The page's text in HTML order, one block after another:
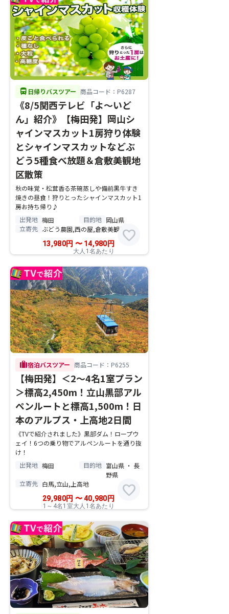
directions_bus 日帰りバスツアー 商品コード：P6287
《8/5関西テレビ「よ～いど
ん」紹介》【梅田発】岡山シ
ャインマスカット1房狩り体験
とシャインマスカットなどぶ
どう5種食べ放題＆倉敷美観地
区散策
秋の味覚・松茸香る茶碗蒸しや備前黒牛すき
焼きの昼食！狩りとったシャインマスカット1
房お持ち帰り♪
出発地 梅田 目的地 岡山県
立寄先 ぶどう農園,西の屋,倉敷美観地区
13,980円 〜14,980 円
大人1名あたり
favorite
trip宿泊バスツアー 商品コード：P6255
【梅田発】＜2～4名1室プラン
＞標高2,450m！立山黒部アル
ペンルートと標高1,500m！日
本のアルプス・上高地2日間
《TVで紹介されました》黒部ダム！ロープウ
ェイ！6つの乗り物でアルペンルートを通り抜
け！
出発地 梅田 目的地 富山県 ・ 長
野県
立寄先 白馬,立山,上高地
29,980円 〜40,980 円
1～4名1室大人1名あたり
favorite